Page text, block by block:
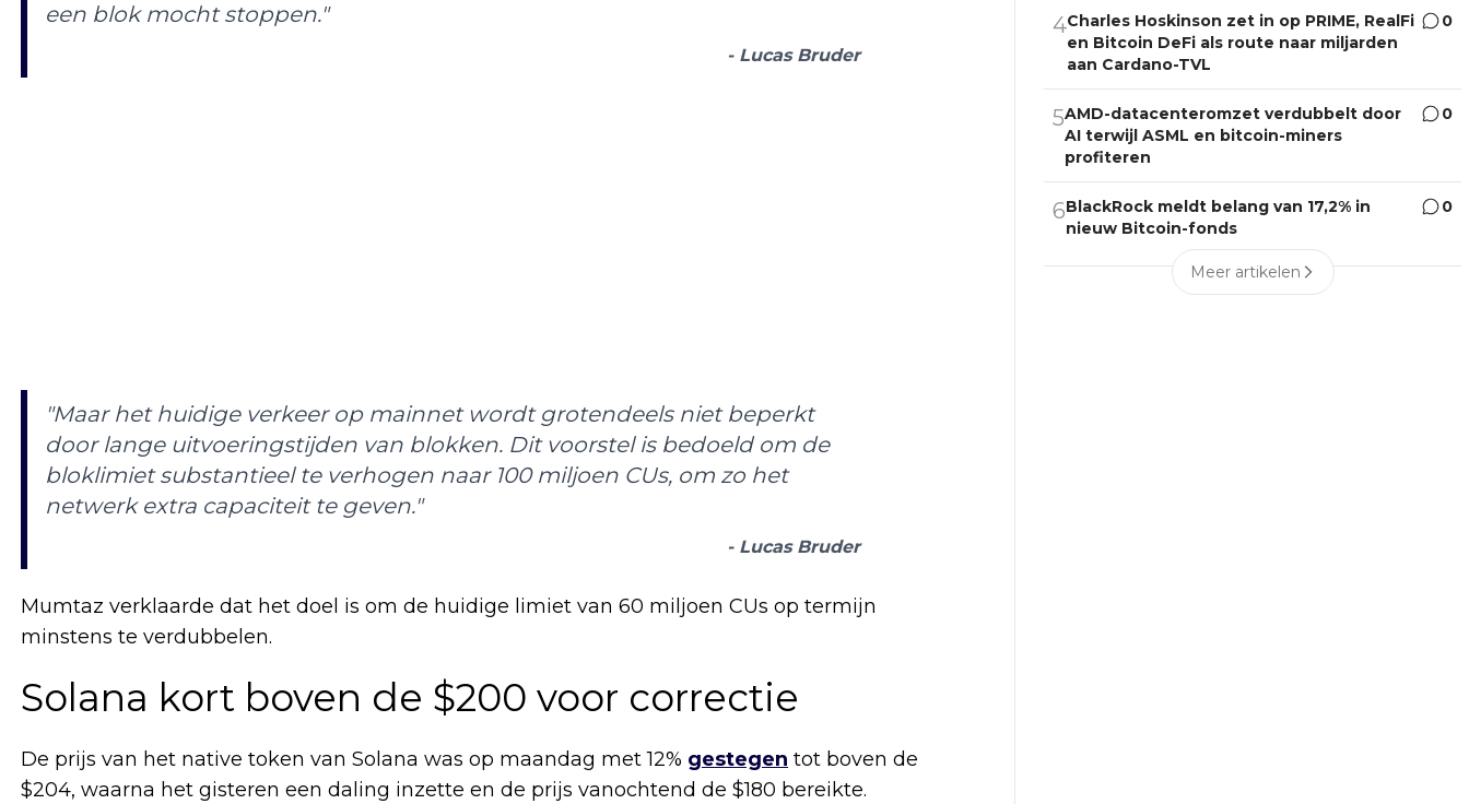
een blok mocht stoppen."
- Lucas Bruder
"Maar het huidige verkeer op mainnet wordt grotendeels niet beperkt
door lange uitvoeringstijden van blokken. Dit voorstel is bedoeld om de
bloklimiet substantieel te verhogen naar 100 miljoen CUs, om zo het
netwerk extra capaciteit te geven."
- Lucas Bruder
Mumtaz verklaarde dat het doel is om de huidige limiet van 60 miljoen CUs op termijn
minstens te verdubbelen.
Solana kort boven de $200 voor correctie
De prijs van het native token van Solana was op maandag met 12% gestegen tot boven de
$204, waarna het gisteren een daling inzette en de prijs vanochtend de $180 bereikte.
4Charles Hoskinson zet in op PRIME, RealFi
en Bitcoin DeFi als route naar miljarden
aan Cardano-TVL
0
5AMD-datacenteromzet verdubbelt door
AI terwijl ASML en bitcoin-miners
profiteren
0
6BlackRock meldt belang van 17,2% in
nieuw Bitcoin-fonds
0
Meer artikelen